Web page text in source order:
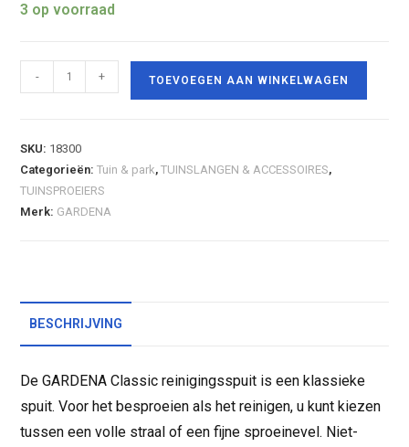
3 op voorraad
- + TOEVOEGEN AAN WINKELWAGEN
SKU: 18300
Categorieën:Tuin & park,TUINSLANGEN & ACCESSOIRES,
TUINSPROEIERS
Merk: GARDENA
BESCHRIJVING
De GARDENA Classic reinigingsspuit is een klassieke
spuit. Voor het besproeien als het reinigen, u kunt kiezen
tussen een volle straal of een fijne sproeinevel. Niet-